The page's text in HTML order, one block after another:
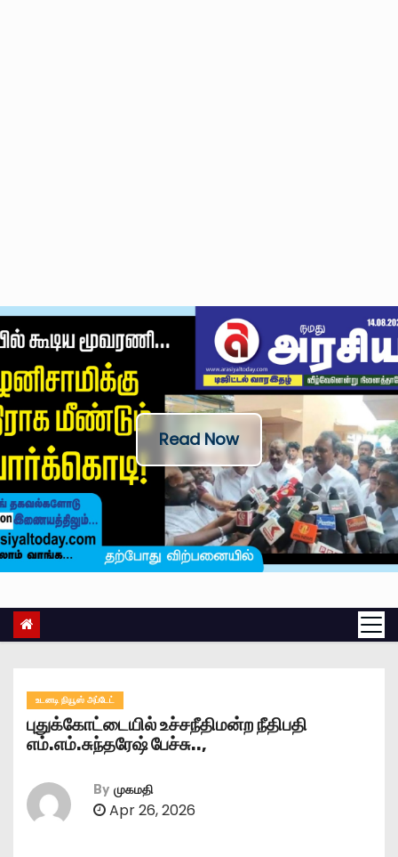
Read Now
உடனடி நியூஸ் அப்டேட்
புதுக்கோட்டையில் உச்சநீதிமன்ற நீதிபதி
எம்.எம்.சுந்தரேஷ் பேச்சு..,
By முகமதி
Apr 26, 2026